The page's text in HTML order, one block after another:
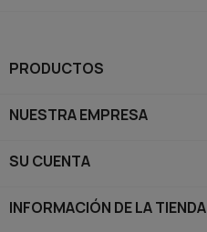
PRODUCTOS
NUESTRA EMPRESA
SU CUENTA
INFORMACIÓN DE LA TIENDA